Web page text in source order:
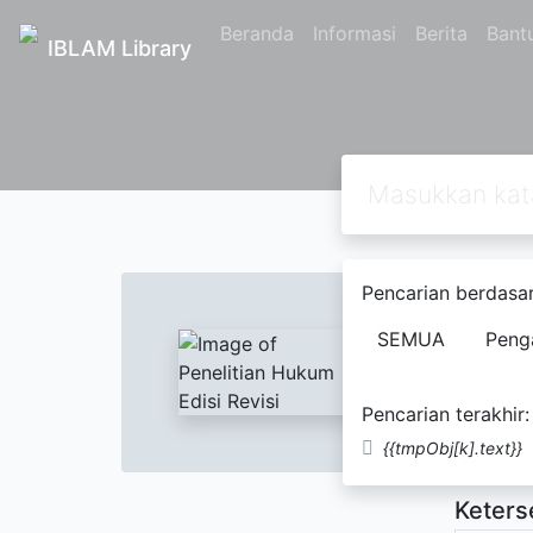
IBLAM Library
Beranda Informasi Berita
Pencarian
SEMUA
Pencarian terakhir:
{{tmpObj[k].text}}
Text